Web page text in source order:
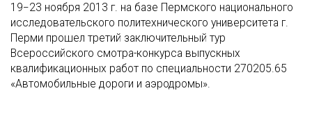
19−23 ноября 2013 г. на базе Пермского национального
исследовательского политехнического университета г.
Перми прошел третий заключительный тур
Всероссийского смотра-конкурса выпускных
квалификационных работ по специальности 270205.65
«Автомобильные дороги и аэродромы».